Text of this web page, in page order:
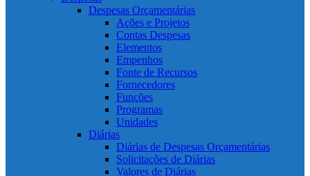
Despesas Orçamentárias
Ações e Projetos
Contas Despesas
Elementos
Empenhos
Fonte de Recursos
Fornecedores
Funções
Programas
Unidades
Diárias
Diárias de Despesas Orçamentárias
Solicitações de Diárias
Valores de Diárias